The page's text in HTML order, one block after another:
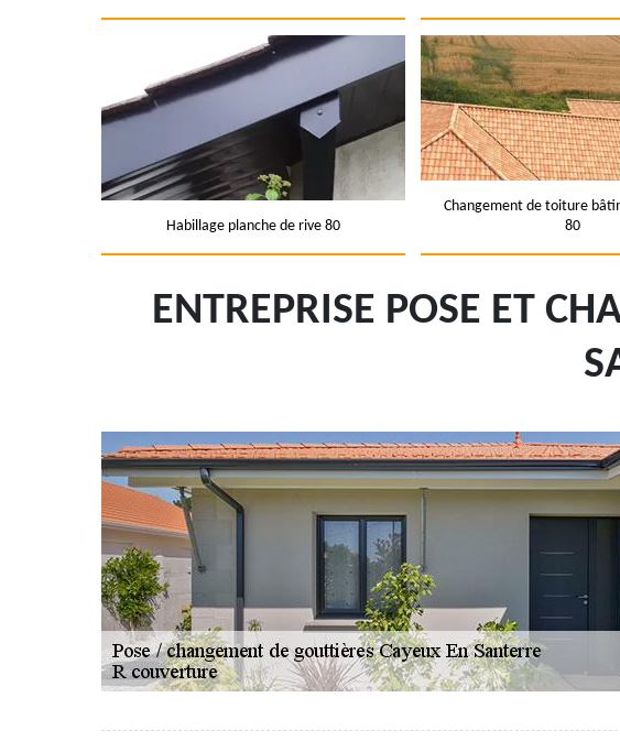
Habillage planche de rive 80
Changement de toiture
80
ENTREPRISE POSE ET